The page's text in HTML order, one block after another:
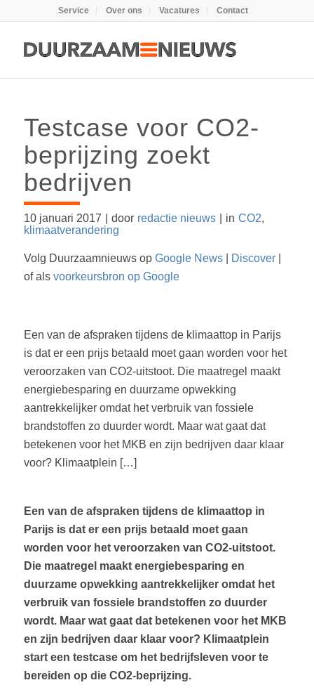
Service Over ons Vacatures Contact
Testcase voor CO2-
beprijzing zoekt
bedrijven
10 januari 2017 door redactie nieuws in CO2,
klimaatverandering
Volg Duurzaamnieuws op Google News| Discover|
of als voorkeursbron op Google
Een van de afspraken tijdens de klimaattop in Parijs
is dat er een prijs betaald moet gaan worden voor het
veroorzaken van CO2-uitstoot. Die maatregel maakt
energiebesparing en duurzame opwekking
aantrekkelijker omdat het verbruik van fossiele
brandstoffen zo duurder wordt. Maar wat gaat dat
betekenen voor het MKB en zijn bedrijven daar klaar
voor? Klimaatplein […]
Een van de afspraken tijdens de klimaattop in
Parijs is dat er een prijs betaald moet gaan
worden voor het veroorzaken van CO2-uitstoot.
Die maatregel maakt energiebesparing en
duurzame opwekking aantrekkelijker omdat het
verbruik van fossiele brandstoffen zo duurder
wordt. Maar wat gaat dat betekenen voor het MKB
en zijn bedrijven daar klaar voor? Klimaatplein
start een testcase om het bedrijfsleven voor te
bereiden op die CO2-beprijzing.